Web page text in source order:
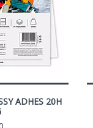
ADHES 20H